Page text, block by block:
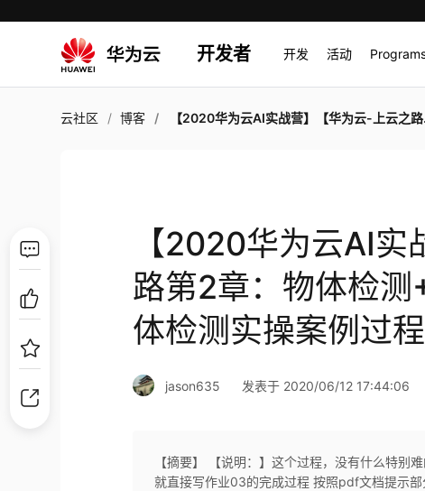
开发者 开发 活动
云社区 博客 【2020华为云AI实战营】【华为云-上云之路第2章：物体检测+2.4算法YOLOv3完成物体检测实操案例过程+作业03完成过程
【2020华为云AI
路第2章：物体检
体检测实操案例过
jason635 发表于 2020/06/12 17:44:06
【摘要】 【说明：】这个过程，没有什么特别
就直接写作业03的完成过程 按照pdf文档提示部